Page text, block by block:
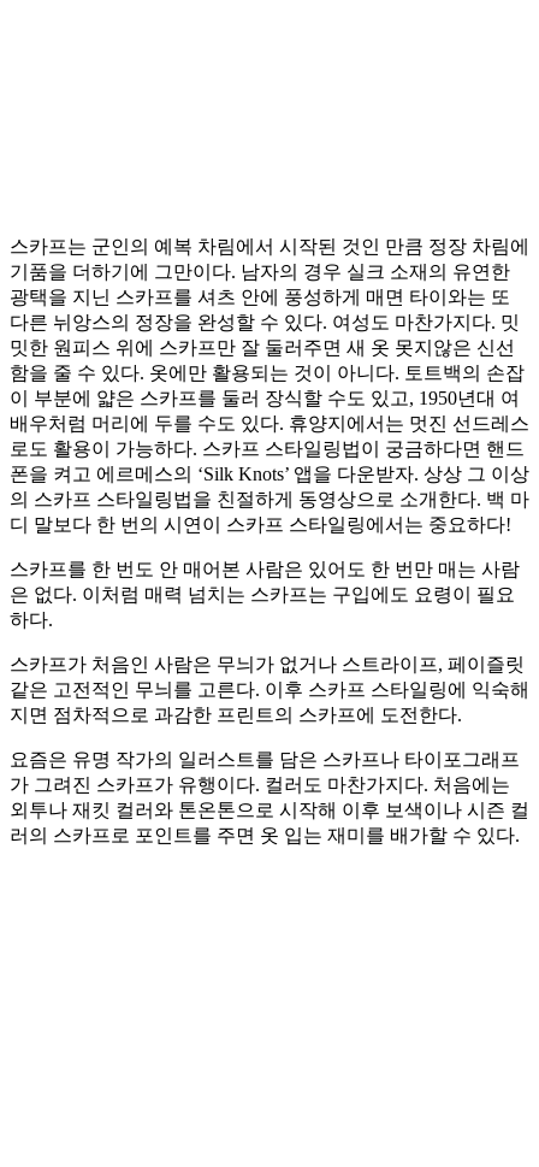
스카프는 군인의 예복 차림에서 시작된 것인 만큼 정장 차림에
기품을 더하기에 그만이다. 남자의 경우 실크 소재의 유연한
광택을 지닌 스카프를 셔츠 안에 풍성하게 매면 타이와는 또
다른 뉘앙스의 정장을 완성할 수 있다. 여성도 마찬가지다. 밋
밋한 원피스 위에 스카프만 잘 둘러주면 새 옷 못지않은 신선
함을 줄 수 있다. 옷에만 활용되는 것이 아니다. 토트백의 손잡
이 부분에 얇은 스카프를 둘러 장식할 수도 있고, 1950년대 여
배우처럼 머리에 두를 수도 있다. 휴양지에서는 멋진 선드레스
로도 활용이 가능하다. 스카프 스타일링법이 궁금하다면 핸드
폰을 켜고 에르메스의 ‘Silk Knots’ 앱을 다운받자. 상상 그 이상
의 스카프 스타일링법을 친절하게 동영상으로 소개한다. 백 마
디 말보다 한 번의 시연이 스카프 스타일링에서는 중요하다!
스카프를 한 번도 안 매어본 사람은 있어도 한 번만 매는 사람
은 없다. 이처럼 매력 넘치는 스카프는 구입에도 요령이 필요
하다.
스카프가 처음인 사람은 무늬가 없거나 스트라이프, 페이즐릿
같은 고전적인 무늬를 고른다. 이후 스카프 스타일링에 익숙해
지면 점차적으로 과감한 프린트의 스카프에 도전한다.
요즘은 유명 작가의 일러스트를 담은 스카프나 타이포그래프
가 그려진 스카프가 유행이다. 컬러도 마찬가지다. 처음에는
외투나 재킷 컬러와 톤온톤으로 시작해 이후 보색이나 시즌 컬
러의 스카프로 포인트를 주면 옷 입는 재미를 배가할 수 있다.